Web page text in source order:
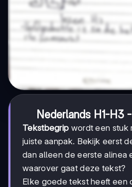
Nederlands H1-H3
Tekstbegrip wordt een stuk
juiste aanpak. Bekijk eerst
dan alleen de eerste alinea
waarover gaat deze tekst?
Elke goede tekst heeft een